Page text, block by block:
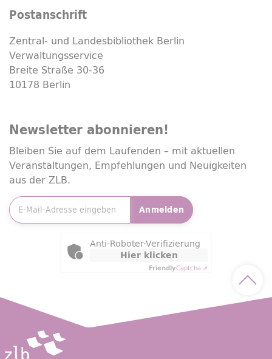
Postanschrift
Zentral- und Landesbibliothek Berlin
Verwaltungsservice
Breite Straße 30-36
10178 Berlin
Newsletter abonnieren!
Bleiben Sie auf dem Laufenden – mit aktuellen
Veranstaltungen, Empfehlungen und Neuigkeiten
aus der ZLB.
Anmelden
Friendly Captcha
Anti-Roboter-Verifizierung
Hier klicken
FriendlyCaptcha ⇗